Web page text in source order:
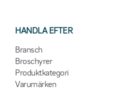
HANDLA EFTER
Bransch
Broschyrer
Produktkategori
Varumärken